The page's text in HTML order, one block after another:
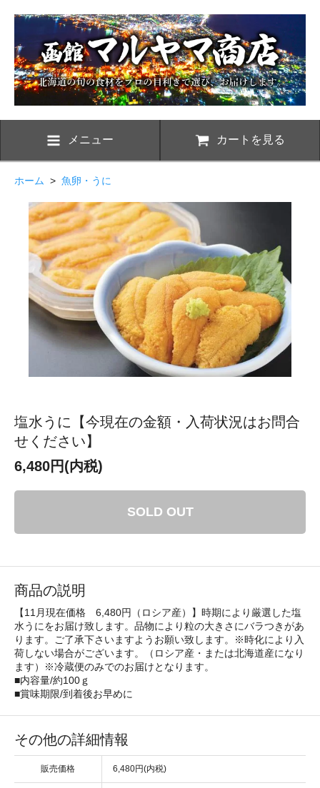
メニュー カートを見る
ホーム > 魚卵・うに
塩水うに【今現在の金額・入荷状況はお問合
せください】
6,480円(内税)
SOLD OUT
商品の説明
【11月現在価格 6,480円（ロシア産）】時期により厳選した塩
水うにをお届け致します。品物により粒の大きさにバラつきがあ
ります。ご了承下さいますようお願い致します。※時化により入
荷しない場合がございます。（ロシア産・または北海道産になり
ます）※冷蔵便のみでのお届けとなります。
■内容量/約100ｇ
■賞味期限/到着後お早めに
その他の詳細情報
販売価格 6,480円(内税)